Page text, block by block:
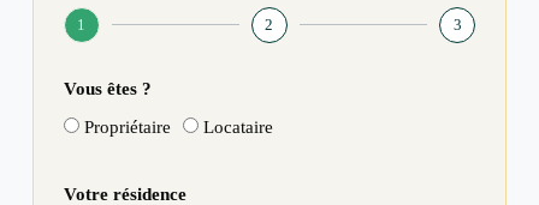
1 2 3
Vous êtes ?
Propriétaire Locataire
Votre résidence